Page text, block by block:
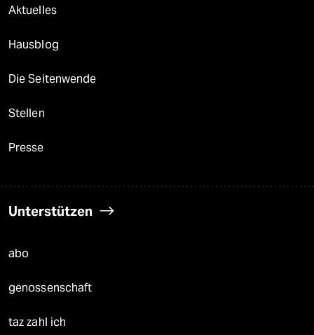
Aktuelles
Hausblog
Die Seitenwende
Stellen
Presse
Unterstützen
abo
genossenschaft
taz zahl ich